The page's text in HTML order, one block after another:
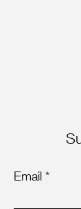
Email *